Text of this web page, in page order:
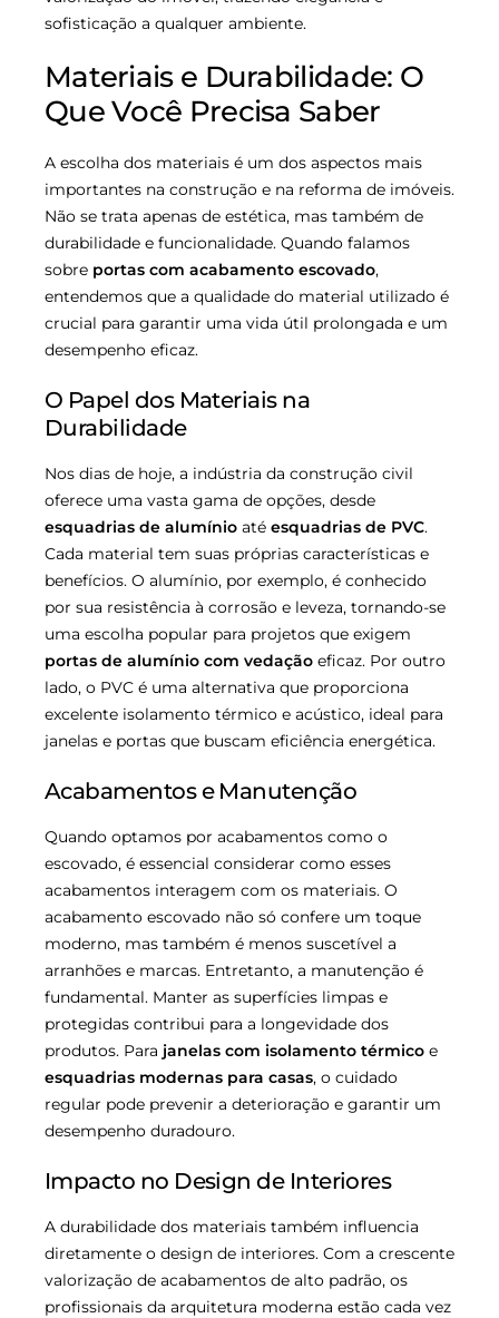
sofisticação a qualquer ambiente.
Materiais e Durabilidade: O
Que Você Precisa Saber
A escolha dos materiais é um dos aspectos mais
importantes na construção e na reforma de imóveis.
Não se trata apenas de estética, mas também de
durabilidade e funcionalidade. Quando falamos
sobre portas com acabamento escovado,
entendemos que a qualidade do material utilizado é
crucial para garantir uma vida útil prolongada e um
desempenho eficaz.
O Papel dos Materiais na
Durabilidade
Nos dias de hoje, a indústria da construção civil
oferece uma vasta gama de opções, desde
esquadrias de alumínio até esquadrias de PVC.
Cada material tem suas próprias características e
benefícios. O alumínio, por exemplo, é conhecido
por sua resistência à corrosão e leveza, tornando-se
uma escolha popular para projetos que exigem
portas de alumínio com vedação eficaz. Por outro
lado, o PVC é uma alternativa que proporciona
excelente isolamento térmico e acústico, ideal para
janelas e portas que buscam eficiência energética.
Acabamentos e Manutenção
Quando optamos por acabamentos como o
escovado, é essencial considerar como esses
acabamentos interagem com os materiais. O
acabamento escovado não só confere um toque
moderno, mas também é menos suscetível a
arranhões e marcas. Entretanto, a manutenção é
fundamental. Manter as superfícies limpas e
protegidas contribui para a longevidade dos
produtos. Para janelas com isolamento térmico e
esquadrias modernas para casas, o cuidado
regular pode prevenir a deterioração e garantir um
desempenho duradouro.
Impacto no Design de Interiores
A durabilidade dos materiais também influencia
diretamente o design de interiores. Com a crescente
valorização de acabamentos de alto padrão, os
profissionais da arquitetura moderna estão cada vez